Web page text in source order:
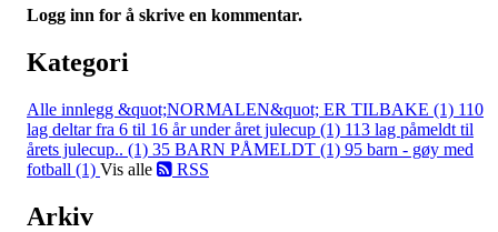
Logg inn for å skrive en kommentar.
Kategori
Alle innlegg &quot;NORMALEN&quot; ER TILBAKE (1) 110
lag deltar fra 6 til 16 år under året julecup (1) 113 lag påmeldt til
årets julecup.. (1) 35 BARN PÅMELDT (1) 95 barn - gøy med
fotball (1) Vis alle RSS
Arkiv